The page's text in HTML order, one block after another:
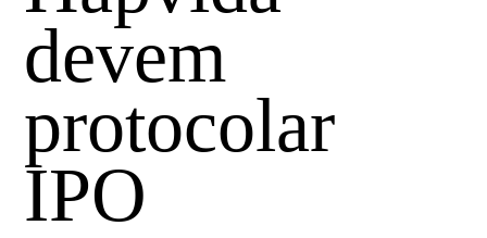
devem
protocolar
IPO